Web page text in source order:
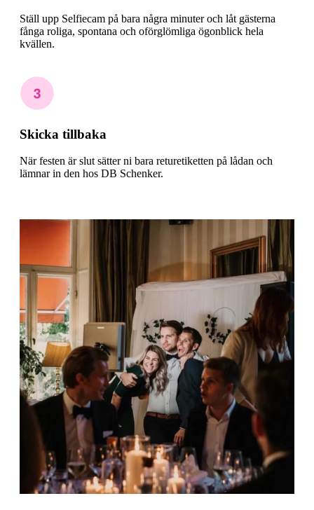
Ställ upp Selfiecam på bara några minuter och låt gästerna
fånga roliga, spontana och oförglömliga ögonblick hela
kvällen.
Skicka tillbaka
När festen är slut sätter ni bara returetiketten på lådan och
lämnar in den hos DB Schenker.